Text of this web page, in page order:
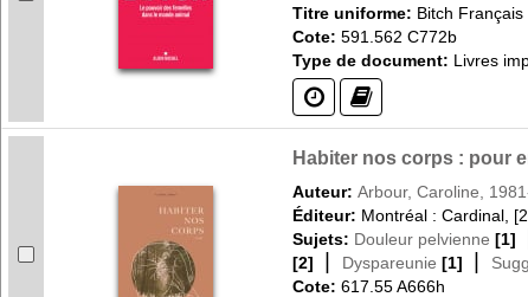
Titre uniforme: Bitch Français
Cote: 591.562 C772b
Type de document: Livres
(?) (?)
Habiter nos corps : pour
Auteur: Arbour, Caroline,
Éditeur: Montréal : Cardinal,
Sujets: Douleur pelvienne [1]
[2]
| Dyspareunie [1] |
Cote: 617.55 A666h